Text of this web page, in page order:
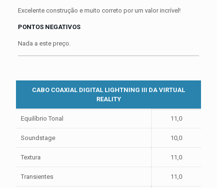
Excelente construção e muito correto por um valor incrível!
PONTOS NEGATIVOS
Nada a este preço.
CABO COAXIAL DIGITAL LIGHTNING III DA VIRTUAL
REALITY
Equilíbrio Tonal 11,0
Soundstage 10,0
Textura 11,0
Transientes 11,0